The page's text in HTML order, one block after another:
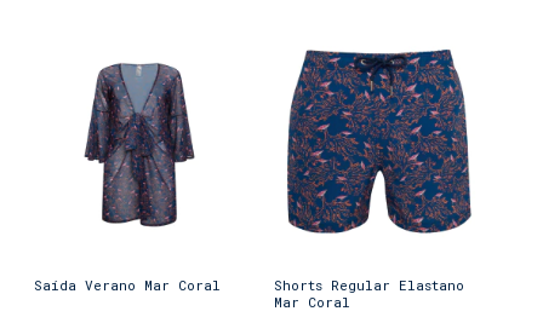
Saída Verano Mar Coral
Shorts Regular Elastano
Mar Coral